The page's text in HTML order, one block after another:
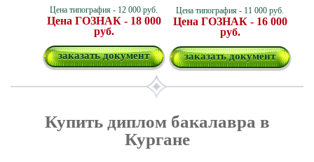
Цена типография - 12 000 руб.
Цена ГОЗНАК - 18 000
руб.
заказать документ
Цена типография - 11 000 руб.
Цена ГОЗНАК - 16 000
руб.
заказать документ
Купить диплом бакалавра в
Кургане